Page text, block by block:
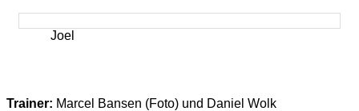
Joel
Trainer: Marcel Bansen (Foto) und Daniel Wolk